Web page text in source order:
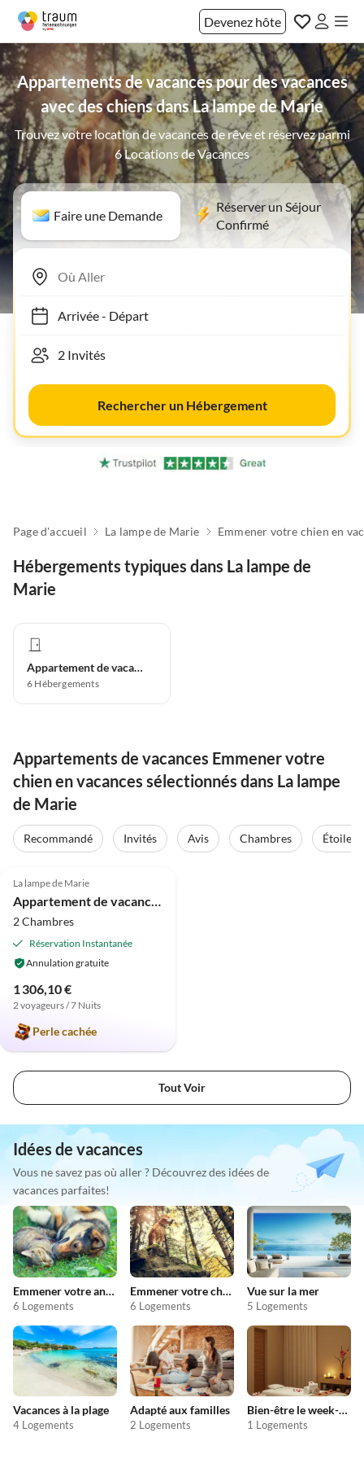
Devenez hôte
Appartements de vacances pour des vacances
avec des chiens dans La lampe de Marie
Trouvez votre location de vacances de rêve et réservez parmi
6 Locations de Vacances
Faire une Demande
Réserver un Séjour
Confirmé
Arrivée- Départ
Rechercher un Hébergement
Page d'accueil La lampe de Marie
Hébergements typiques dans La lampe de
Marie
Appartement de vacances
6 Hébergements
Appartements de vacances Emmener votre
chien en vacances sélectionnés dans La lampe
de Marie
Recommandé Invités Avis Chambres
Étoiles
La lampe de Marie
Appartement de vacances BeltBlick 8
2 Chambres
Réservation Instantanée
Annulation gratuite
1 306,10 €
2 voyageurs / 7 Nuits
Perle cachée
Tout Voir
Idées de vacances
Vous ne savez pas où aller ? Découvrez des idées de
vacances parfaites!
Emmener votre animal en vacances
6 Logements
Emmener votre chien en vacances
6 Logements
Vue sur la mer
5 Logements
Vacances à la plage
4 Logements
Adapté aux familles
2 Logements
Bien-être le week-end
1 Logements